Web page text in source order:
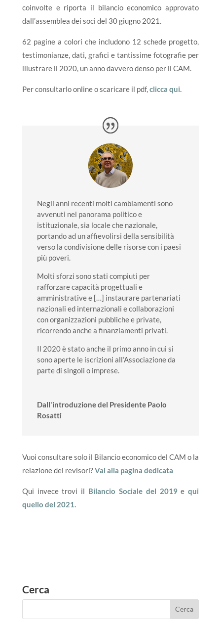
coinvolte e riporta il bilancio economico approvato
dall’assemblea dei soci del 30 giugno 2021.
62 pagine a colori che includono 12 schede progetto,
testimonianze, dati, grafici e tantissime fotografie per
illustrare il 2020, un anno davvero denso per il CAM.
Per consultarlo online o scaricare il pdf,clicca qui.
Negli anni recenti molti cambiamenti sono
avvenuti nel panorama politico e
istituzionale, sia locale che nazionale,
portando ad un affievolirsi della sensibilità
verso la condivisione delle risorse con i paesi
più poveri.
Molti sforzi sono stati compiuti per
rafforzare capacità progettuali e
amministrativee […] instaurare partenariati
nazionali ed internazionali e collaborazioni
con organizzazioni pubbliche e private,
ricorrendo anche a finanziamenti privati.
Il 2020 è stato anche il primo anno in cui si
sono aperte le iscrizioni all’Associazione da
parte di singoli o imprese.
Dall'introduzione del Presidente Paolo
Rosatti
Vuoi consultare solo il Bilancio economico del CAM o la
relazione dei revisori?Vai alla pagina dedicata
Qui invece trovi il Bilancio Sociale del 2019equi
quello del 2021.
Cerca